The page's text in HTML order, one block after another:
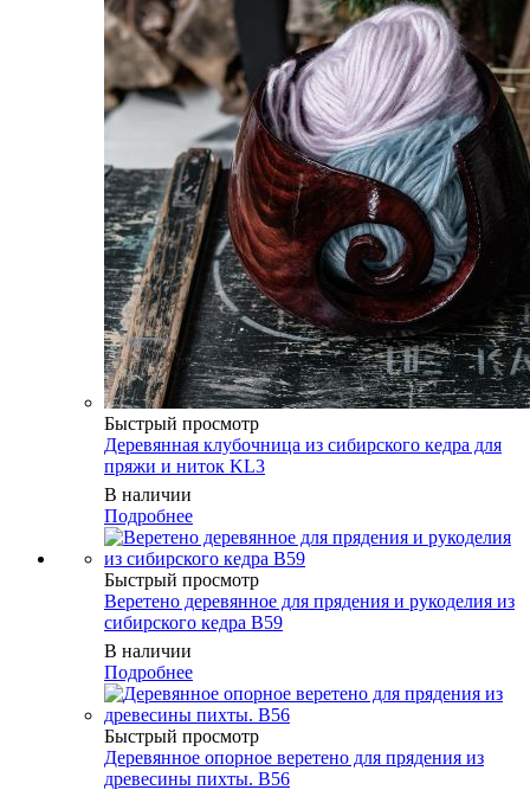
Быстрый просмотр
Деревянная клубочница из сибирского кедра для
пряжи и ниток KL3
В наличии
Подробнее
Быстрый просмотр
Веретено деревянное для прядения и рукоделия из
сибирского кедра B59
В наличии
Подробнее
Быстрый просмотр
Деревянное опорное веретено для прядения из
древесины пихты. B56